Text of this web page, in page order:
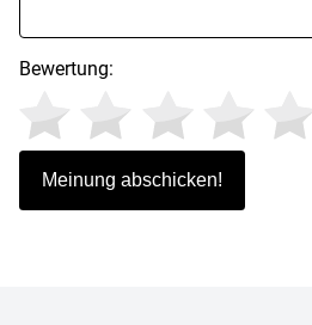
Bewertung: